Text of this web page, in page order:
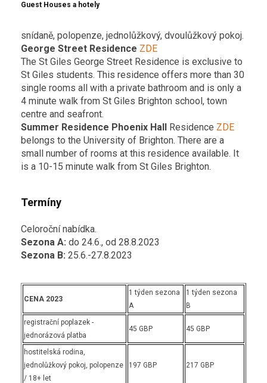
Guest Houses a hotely
snídaně, polopenze, jednolůžkový, dvoulůžkový pokoj.
George Street Residence ZDE
The St Giles George Street Residence is exclusive to
St Giles students. This residence offers more than 30
single rooms all with a private bathroom and is only a
4 minute walk from St Giles Brighton school, town
centre and seafront.
Summer Residence Phoenix Hall Residence ZDE
belongs to the University of Brighton. There are a
small number of rooms at this residence available. It
is a 10-15 minute walk from St Giles Brighton.
Termíny
Celoroční nabídka.
Sezona A: do 24.6., od 28.8.2023
Sezona B: 25.6.-27.8.2023
CENA 2023
1 týden sezona
A
1 týden sezona
B
registrační poplazek -
jednorázová platba
45 GBP 45 GBP
hostitelská rodina,
jednolůžkový pokoj, polopenze
/ 18+ let
197 GBP 217 GBP